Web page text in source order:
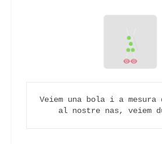
Veiem una bola i a mesura
al nostre nas, veiem